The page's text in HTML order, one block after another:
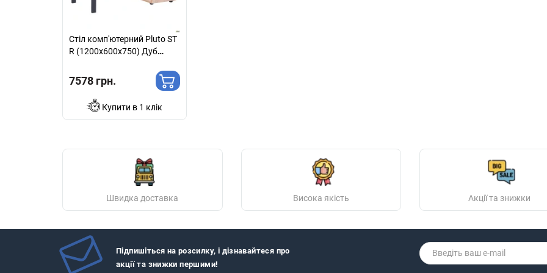
Стіл комп'ютерний Pluto ST
R (1200х600х750) Дуб
7578 грн.
Купити в 1 клік
Швидка доставка Висока якість Акції та знижки
Підпишіться на розсилку, і дізнавайтеся про
акції та знижки першими!